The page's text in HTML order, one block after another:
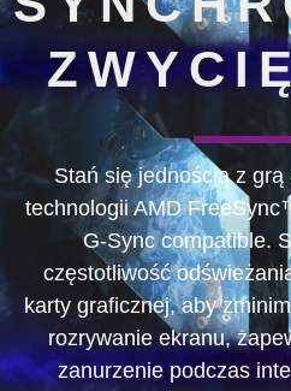
Stań się jednością z
technologii AMD
G-Sync compatible.
częstotliwość
karty graficznej, aby
rozrywanie ekranu,
zanurzenie podczas